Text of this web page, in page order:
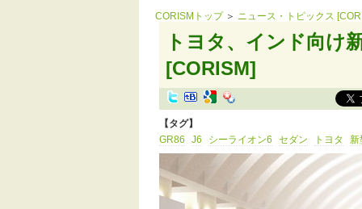
CORISMトップ＞ ニュース・トピックス
トヨタ、インド向け
[CORISM]
【タグ】
GR86
J6 シーライオン6 セダン トヨタ 新